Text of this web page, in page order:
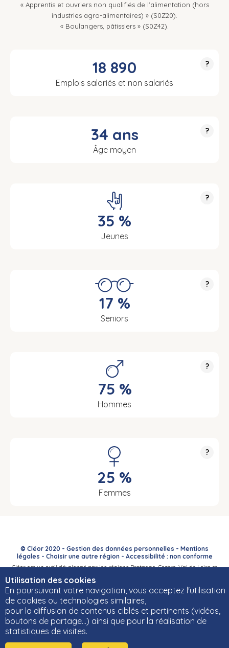
Utilisation des cookies
En poursuivant votre navigation, vous acceptez l'utilisation
de cookies ou technologies similaires,
pour la diffusion de contenus ciblés et pertinents (vidéos,
boutons de partage…) ainsi que pour la réalisation de
statistiques de visites.
« Apprentis et ouvriers non qualifiés de l'alimentation (hors
industries agro-alimentaires) » (S0Z20).
« Boulangers, pâtissiers » (S0Z42).
?
18 890
Emplois salariés et non salariés
?
34 ans
Âge moyen
?
35 %
Jeunes
?
17 %
Seniors
?
75 %
Hommes
?
25 %
Femmes
© Cléor 2020 - Gestion des données personnelles - Mentions
légales - Choisir une autre région- Accessibilité : non conforme
Cléor est un outil développé par les régions Bretagne, Centre-Val de Loire et